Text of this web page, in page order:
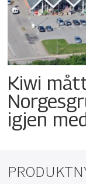
Kiwi
igjen